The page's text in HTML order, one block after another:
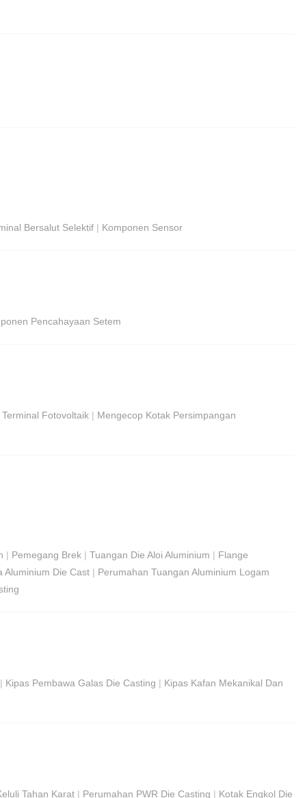
Bersalut Selektif | Komponen Sensor
Pencahayaan Setem
Fotovoltaik | Mengecop Kotak Persimpangan
| Pemegang Brek | Tuangan Die Aloi Aluminium | Flange
Aluminium Die Cast | Perumahan Tuangan Aluminium Logam
| Kipas Pembawa Galas Die Casting | Kipas Kafan Mekanikal Dan
Tahan Karat | Perumahan PWR Die Casting | Kotak Engkol Die